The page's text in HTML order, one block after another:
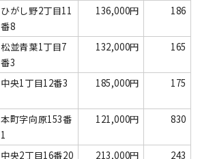
ひがし野2丁目11
番8
136,000円 186
松並青葉1丁目7
番3
132,000円 165
中央1丁目12番3 185,000円 175
本町字向原153番
1
121,000円 830
中央2丁目16番20 213,000円 243